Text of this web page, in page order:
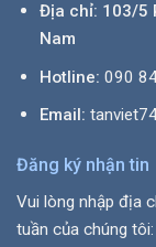
Địa chỉ: 103/5
Nam
Hotline: 090
Email:
Đăng ký nhận tin
Vui lòng nhập địa
tuần của chúng tôi: